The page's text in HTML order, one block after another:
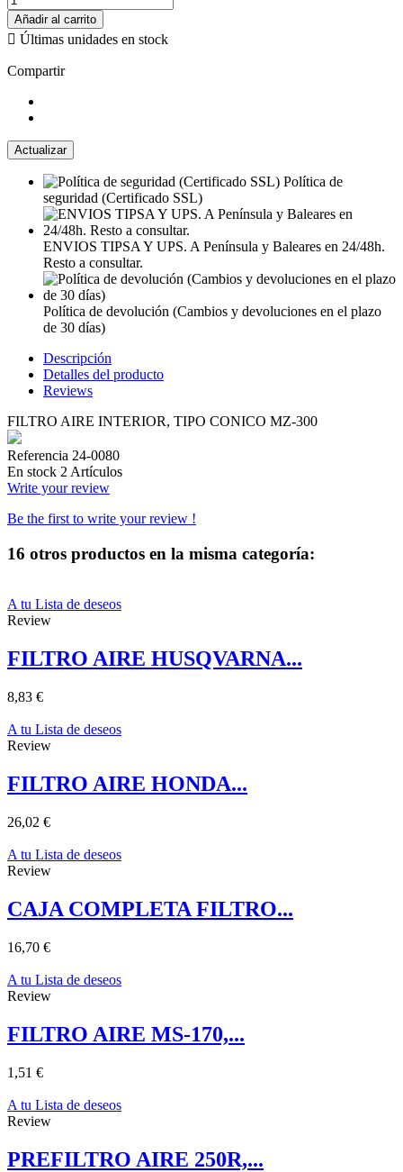
Añadir al carrito
 Últimas unidades en stock
Compartir
Política de
seguridad (Certificado SSL)
ENVIOS TIPSA Y UPS. A Península y Baleares en 24/48h.
Resto a consultar.
Política de devolución (Cambios y devoluciones en el plazo
de 30 días)
Descripción
Detalles del producto
Reviews
FILTRO AIRE INTERIOR, TIPO CONICO MZ-300
Referencia 24-0080
En stock 2 Artículos
Write your review
Be the first to write your review !
16 otros productos en la misma categoría:
A tu Lista de deseos
Review
FILTRO AIRE HUSQVARNA...
8,83 €
A tu Lista de deseos
Review
FILTRO AIRE HONDA...
26,02 €
A tu Lista de deseos
Review
CAJA COMPLETA FILTRO...
16,70 €
A tu Lista de deseos
Review
FILTRO AIRE MS-170,...
1,51 €
A tu Lista de deseos
Review
PREFILTRO AIRE 250R,...